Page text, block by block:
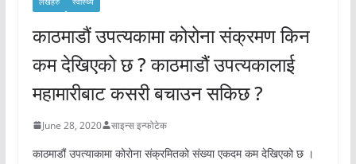
काठमाडौं उपत्यकामा कोरोना संक्रमण किन
कम देखिएको छ ? काठमाडौं उपत्यकालाई
महामारीबाट कसरी बचाउन सकिछ ?
June 28, 2020 साइन्स इन्फोटेक
काठमाडौं उपत्याकामा कोरोना संक्रमितको संख्या एकदम कम देखिएको छ ।